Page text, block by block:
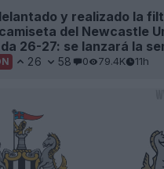
y realizado la
del Newcastle
26-27: se lanzará la
26 58 0 79.4K 11h